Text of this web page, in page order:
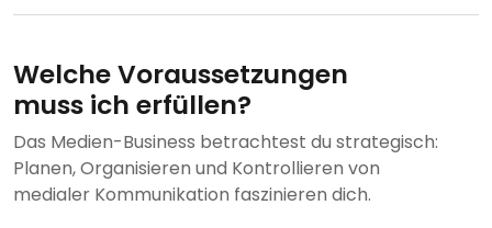
Welche Voraussetzungen
muss ich erfüllen?
Das Medien-Business betrachtest du strategisch:
Planen, Organisieren und Kontrollieren von
medialer Kommunikation faszinieren dich.